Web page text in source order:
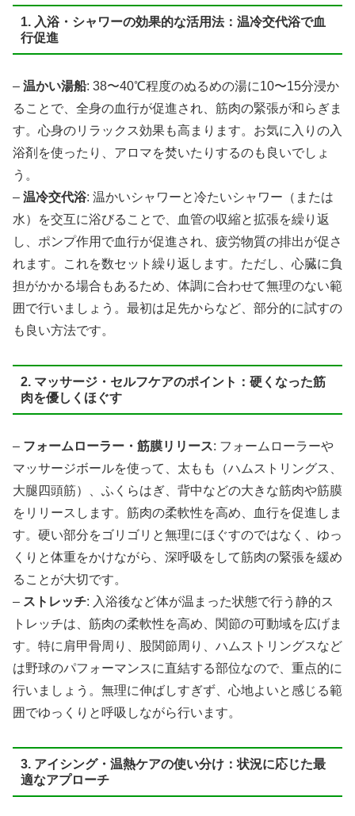
1. 入浴・シャワーの効果的な活用法：温冷交代浴で血
行促進
– 温かい湯船: 38〜40℃程度のぬるめの湯に10〜15分浸か
ることで、全身の血行が促進され、筋肉の緊張が和らぎま
す。心身のリラックス効果も高まります。お気に入りの入
浴剤を使ったり、アロマを焚いたりするのも良いでしょ
う。
– 温冷交代浴: 温かいシャワーと冷たいシャワー（または
水）を交互に浴びることで、血管の収縮と拡張を繰り返
し、ポンプ作用で血行が促進され、疲労物質の排出が促さ
れます。これを数セット繰り返します。ただし、心臓に負
担がかかる場合もあるため、体調に合わせて無理のない範
囲で行いましょう。最初は足先からなど、部分的に試すの
も良い方法です。
2. マッサージ・セルフケアのポイント：硬くなった筋
肉を優しくほぐす
– フォームローラー・筋膜リリース: フォームローラーや
マッサージボールを使って、太もも（ハムストリングス、
大腿四頭筋）、ふくらはぎ、背中などの大きな筋肉や筋膜
をリリースします。筋肉の柔軟性を高め、血行を促進しま
す。硬い部分をゴリゴリと無理にほぐすのではなく、ゆっ
くりと体重をかけながら、深呼吸をして筋肉の緊張を緩め
ることが大切です。
– ストレッチ: 入浴後など体が温まった状態で行う静的ス
トレッチは、筋肉の柔軟性を高め、関節の可動域を広げま
す。特に肩甲骨周り、股関節周り、ハムストリングスなど
は野球のパフォーマンスに直結する部位なので、重点的に
行いましょう。無理に伸ばしすぎず、心地よいと感じる範
囲でゆっくりと呼吸しながら行います。
3. アイシング・温熱ケアの使い分け：状況に応じた最
適なアプローチ